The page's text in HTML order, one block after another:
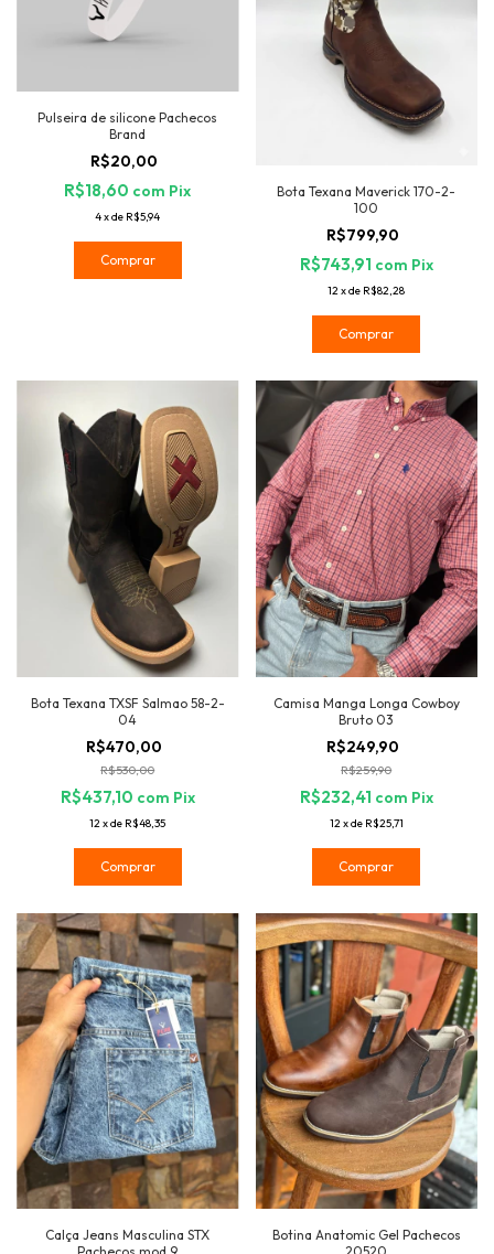
Pulseira de silicone Pachecos
Brand
R$20,00
R$18,60 com Pix
4xde R$5,94
Comprar
Bota Texana Maverick 170-2-
100
R$799,90
R$743,91 com Pix
12xde R$82,28
Comprar
Bota Texana TXSF Salmao 58-2-
04
R$470,00
R$530,00
R$437,10 com Pix
12 xde R$48,35
Comprar
Camisa Manga Longa Cowboy
Bruto 03
R$249,90
R$259,90
R$232,41 com Pix
12 xde R$25,71
Comprar
Calça Jeans Masculina STX
Botina Anatomic Gel Pachecos